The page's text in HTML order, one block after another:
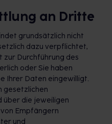
an Dritte
grundsätzlich nicht
dazu verpflichtet,
Durchführung des
oder Sie haben
Ihrer Daten eingewilligt.
gesetzlichen
über die jeweiligen
Empfängern
und